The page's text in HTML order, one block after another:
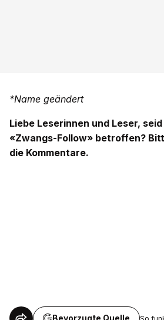
*Name geändert
Liebe Leserinnen und Leser,
«Zwangs-Follow» betroffen?
die Kommentare.